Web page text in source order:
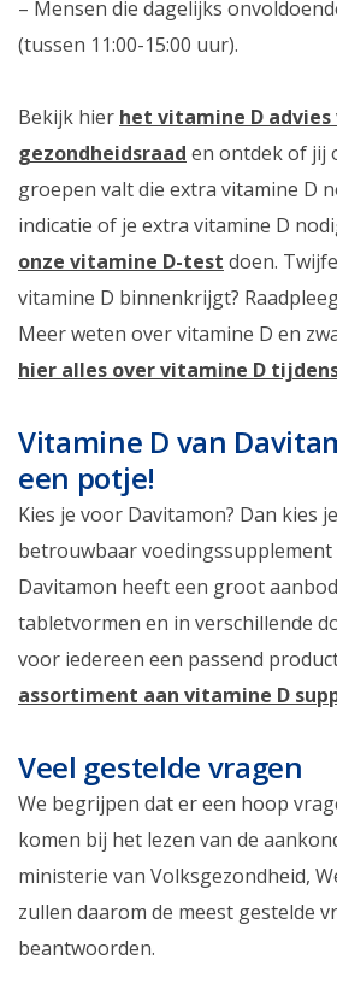
– Mensen die dagelijks
(tussen 11:00-15:00 uur).
Bekijk hier het vitamine D advies
gezondheidsraad en ontdek of jij
groepen valt die extra vitamine D
indicatie of je extra vitamine D
onze vitamine D-test doen.
vitamine D binnenkrijgt?
Meer weten over vitamine D en
hier alles over vitamine D
Vitamine D van
een potje!
Kies je voor Davitamon? Dan kies
betrouwbaar
Davitamon heeft een groot
tabletvormen en in verschillende
voor iedereen een passend
assortiment aan vitamine D
Veel gestelde vragen
We begrijpen dat er een hoop
komen bij het lezen van de
ministerie van Volksgezondheid,
zullen daarom de meest gestelde
beantwoorden.